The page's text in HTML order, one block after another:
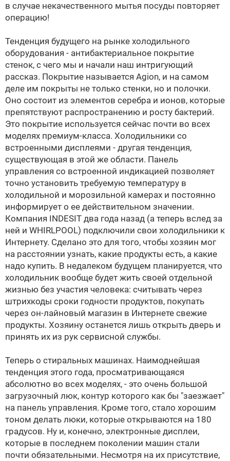
в случае некачественного мытья посуды повторяет
операцию!
Тенденция будущего на рынке холодильного
оборудования - антибактериальное покрытие
стенок, с чего мы и начали наш интригующий
рассказ. Покрытие называется Agion, и на самом
деле им покрыты не только стенки, но и полочки.
Оно состоит из элементов серебра и ионов, которые
препятствуют распространению и росту бактерий.
Это покрытие используется сейчас почти во всех
моделях премиум-класса. Xолодильники со
встроенными дисплеями - другая тенденция,
существующая в этой же области. Панель
управления со встроенной индикацией позволяет
точно установить требуемую температуру в
холодильной и морозильной камерах и постоянно
информирует о ее действительном значении.
Компания INDESIT два года назад (а теперь вслед за
ней и WHIRLPOOL) подключили свои холодильники к
Интернету. Сделано это для того, чтобы хозяин мог
на расстоянии узнать, какие продукты есть, а какие
надо купить. В недалеком будущем планируется, что
холодильник вообще будет жить своей отдельной
жизнью без участия человека: считывать через
штрихкоды сроки годности продуктов, покупать
через он-лайновый магазин в Интернете свежие
продукты. Хозяину останется лишь открыть дверь и
принять их из рук сервисной службы.
Теперь о стиральных машинах. Наимоднейшая
тенденция этого года, просматривающаяся
абсолютно во всех моделях, - это очень большой
загрузочный люк, контур которого как бы "заезжает"
на панель управления. Кроме того, стало хорошим
тоном делать люки, которые открываются на 180
градусов. Ну и, конечно, электронные дисплеи,
которые в последнем поколении машин стали
почти обязательными. Несмотря на их присутствие,